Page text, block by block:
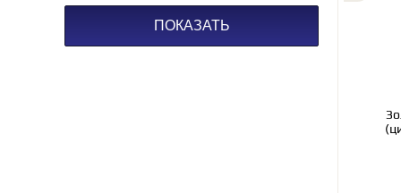
ПОКАЗАТЬ